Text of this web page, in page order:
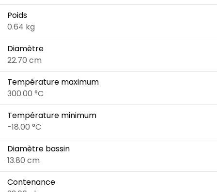
Poids
0.64 kg
Diamètre
22.70 cm
Température maximum
300.00 °C
Température minimum
-18.00 °C
Diamètre bassin
13.80 cm
Contenance